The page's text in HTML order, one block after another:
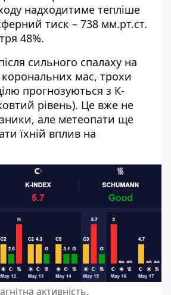
надходитиме тепліше
тиск – 738 мм.рт.ст.
48%.
сильного спалаху на
корональних мас, трохи
прогнозуються з К-
рівень). Це вже не
але метеопати ще
їхній вплив на
активність.